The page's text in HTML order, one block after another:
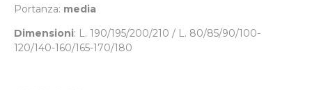
Portanza: media
Dimensioni: L. 190/195/200/210 / L. 80/85/90/100-
120/140-160/165-170/180